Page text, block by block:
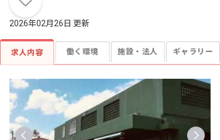
2026年02月26日 更新
求人内容 働く環境 施設・法人 ギャラリー